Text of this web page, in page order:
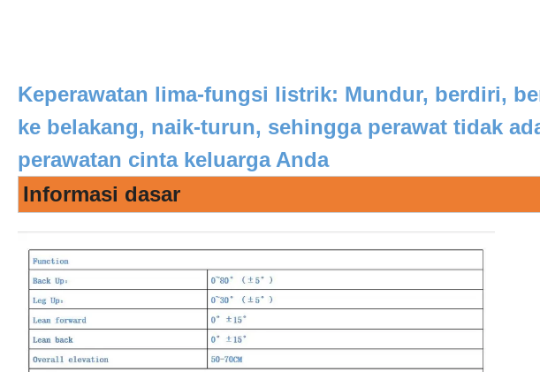
Keperawatan lima-fungsi listrik: Mundur, berdiri,
ke belakang, naik-turun, sehingga perawat tidak
perawatan cinta keluarga Anda
Informasi dasar